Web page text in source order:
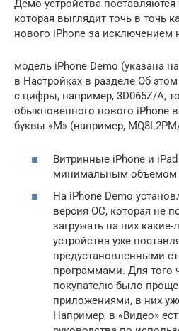
Демо-устройства
которая выглядит точь в точь
нового iPhone за исключением
модель iPhone Demo (указана
в Настройках в разделе Об
с цифры, например, 3D065Z/A,
обыкновенного нового iPhone
буквы «M» (например,
Витринные iPhone и
минимальным объемом
На iPhone Demo
версия ОС, которая не
загружать на них
устройства уже
предустановленными
программами. Для того
покупателю было
приложениями, в них
Например, в «Видео»